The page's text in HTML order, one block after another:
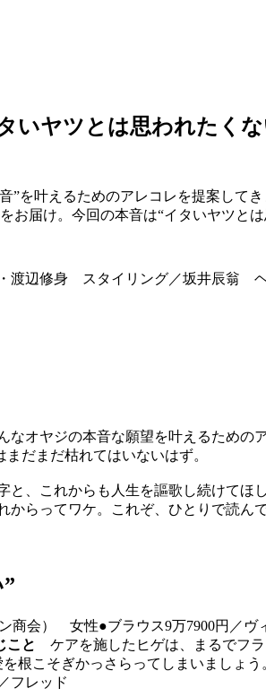
いヤツとは思われた
”を叶えるためのアレコレを提案し
お届け。今回の本音は“イタいヤツと
渡辺修身 スタイリング／坂井辰
なオヤジの本音な願望を叶えるため
だまだ枯れてはいないはず。
と、これからも人生を謳歌し続けて
らってワケ。これぞ、ひとりで読ん
こと
ケアを施したヒゲは、まるでフ
根こそぎかっさらってしまいましょ
フレッド